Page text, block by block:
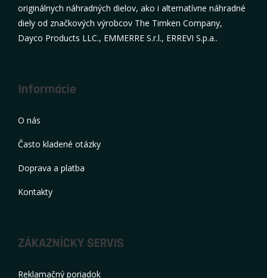
originálnych náhradných dielov, ako i alternatívne náhradné
diely od značkových výrobcov The Timken Company,
Dayco Products LLC., EMMERRE S.r.l., ERREVI S.p.a..
Informácie
O nás
Často kladené otázky
Doprava a platba
Kontakty
ZÁKAZNÍCKY SERVIS
Reklamačný poriadok